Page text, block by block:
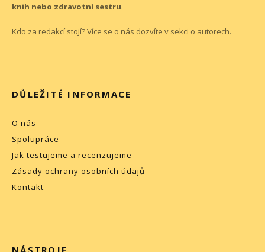
knih nebo zdravotní sestru.
Kdo za redakcí stojí? Více se o nás dozvíte v sekci o autorech.
DŮLEŽITÉ INFORMACE
O nás
Spolupráce
Jak testujeme a recenzujeme
Zásady ochrany osobních údajů
Kontakt
NÁSTROJE